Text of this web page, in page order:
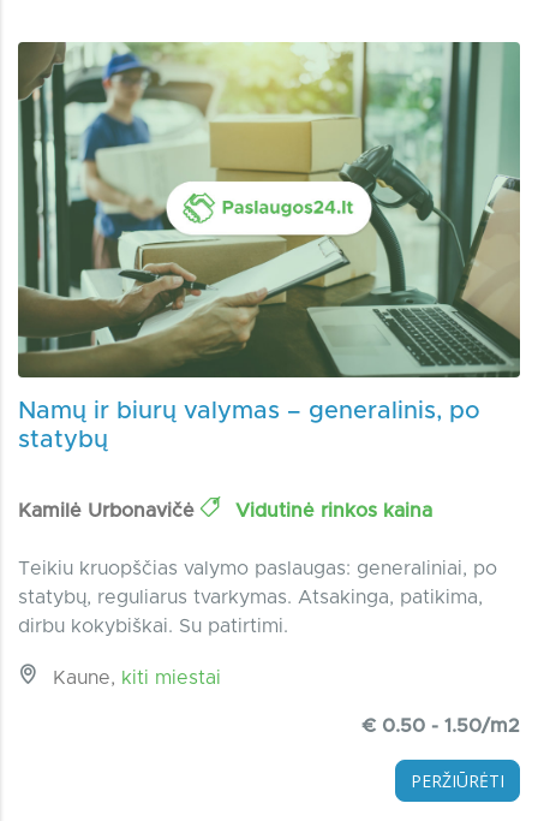
Namų ir biurų valymas – generalinis, po
statybų
Kamilė Urbonavičė Vidutinė rinkos kaina
Teikiu kruopščias valymo paslaugas: generaliniai, po
statybų, reguliarus tvarkymas. Atsakinga, patikima,
dirbu kokybiškai. Su patirtimi.
Kaune, kiti miestai
€ 0.50 - 1.50/m2
PERŽIŪRĖTI